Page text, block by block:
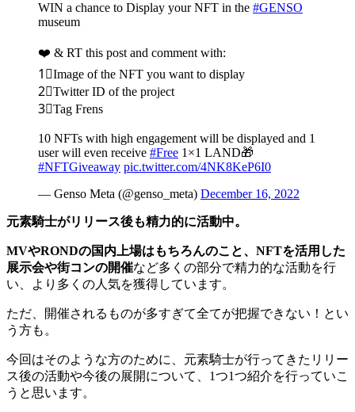
WIN a chance to Display your NFT in the #GENSO
museum
❤️ & RT this post and comment with:
1⃣Image of the NFT you want to display
2⃣Twitter ID of the project
3⃣Tag Frens
10 NFTs with high engagement will be displayed and 1
user will even receive #Free 1×1 LAND🎁
#NFTGiveaway pic.twitter.com/4NK8KeP6I0
— Genso Meta (@genso_meta) December 16, 2022
元素騎士がリリース後も精力的に活動中。
MVやRONDの国内上場はもちろんのこと、NFTを活用した
展示会や街コンの開催など多くの部分で精力的な活動を行
い、より多くの人気を獲得しています。
ただ、開催されるものが多すぎて全てが把握できない！とい
う方も。
今回はそのような方のために、 元素騎士が行ってきたリリー
ス後の活動や今後の展開について、1つ1つ紹介を行っていこ
うと思います。